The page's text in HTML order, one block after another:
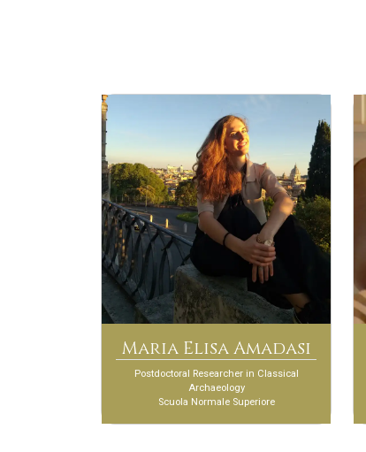
Maria Elisa Amadasi
Postdoctoral Researcher in Classical
Archaeology
Scuola Normale Superiore